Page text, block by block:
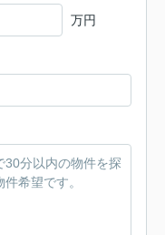
万円